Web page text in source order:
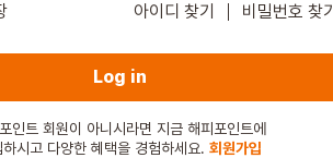
아이디 찾기 비밀번호 찾기
Log in
인트 회원이 아니시라면 지금 해피포인트에
하시고 다양한 혜택을 경험하세요. 회원가입